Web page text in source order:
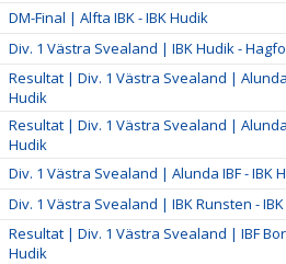
DM-Final | Alfta IBK - IBK Hudik
Div. 1 Västra Svealand | IBK Hudik -
Resultat | Div. 1 Västra Svealand | Alunda
Hudik
Resultat | Div. 1 Västra Svealand | Alunda
Hudik
Div. 1 Västra Svealand | Alunda IBF - IBK
Div. 1 Västra Svealand | IBK Runsten -
Resultat | Div. 1 Västra Svealand | IBF
Hudik